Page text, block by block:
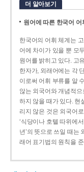
더 알아보기
원어에 따른 한국어 어
한국어의 어휘 체계는
어에 차이가 있을 뿐 모
원어를 밝히고 있다. 고
한자가, 외래어에는 각
이로써 어휘 부류를 알
않는 외국어와 개념적
하지 않을 때가 있다. 현
리지 않은 것은 외국어
‘식당이나 호텔 따위에
년’의 뜻으로 쓰일 때는
래어 표기법의 원칙을